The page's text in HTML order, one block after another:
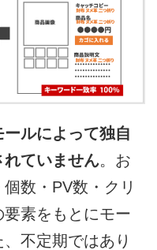
ルによって独自
れていません。お
数・PV数・クリ
素をもとにモー
不定期ではあり